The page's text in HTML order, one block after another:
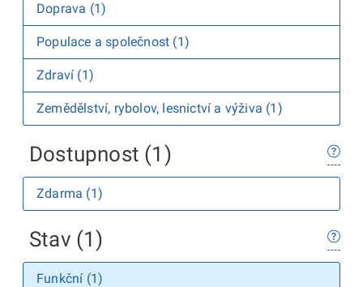
Doprava (1)
Populace a společnost (1)
Zdraví (1)
Zemědělství, rybolov, lesnictví a výživa (1)
Dostupnost (1)
Zdarma (1)
Stav (1)
Funkční (1)